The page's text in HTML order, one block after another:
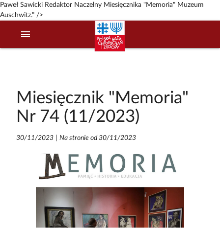
Paweł Sawicki Redaktor Naczelny Miesięcznika "Memoria" Muzeum
Auschwitz." />
menu
Miesięcznik "Memoria"
Nr 74 (11/2023)
30/11/2023| Na stronie od 30/11/2023